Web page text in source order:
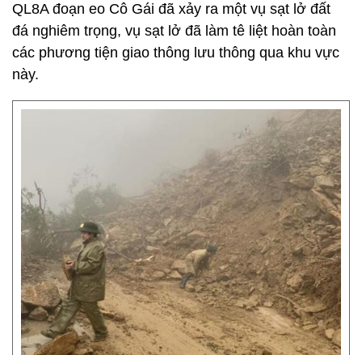
QL8A đoạn eo Cô Gái đã xảy ra một vụ sạt lở đất
đá nghiêm trọng, vụ sạt lở đã làm tê liệt hoàn toàn
các phương tiện giao thông lưu thông qua khu vực
này.